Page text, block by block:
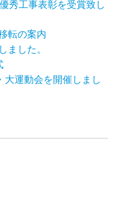
秀工事表彰を受賞致し
転の案内
ました。
大運動会を開催しまし